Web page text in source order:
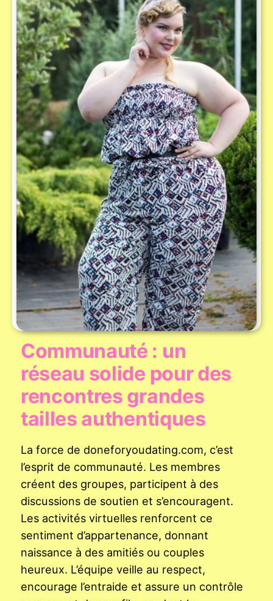
Communauté : un
réseau solide pour des
rencontres grandes
tailles authentiques
La force de doneforyoudating.com, c’est
l’esprit de communauté. Les membres
créent des groupes, participent à des
discussions de soutien et s’encouragent.
Les activités virtuelles renforcent ce
sentiment d’appartenance, donnant
naissance à des amitiés ou couples
heureux. L’équipe veille au respect,
encourage l’entraide et assure un contrôle